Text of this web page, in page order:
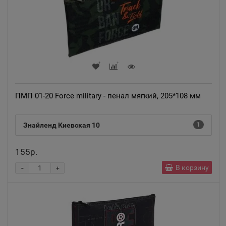
Адыгейск
Республика Адыгея
Азнакаево
Ростовская область
Ак-Довурак
Республика Тыва
ПМП 01-20 Force military - пенал мягкий, 205*108 мм
Знайленд Киевская 10 1
155р.
+
- В корзину